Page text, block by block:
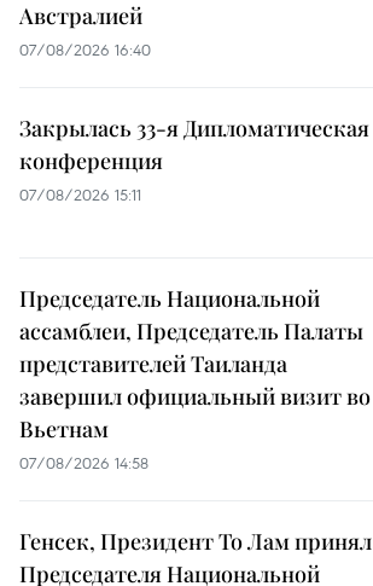
Австралией
07/08/2026 16:40
Закрылась 33-я Дипломатическая
конференция
07/08/2026 15:11
Председатель Национальной
ассамблеи, Председатель Палаты
представителей Таиланда
завершил официальный визит во
Вьетнам
07/08/2026 14:58
Генсек, Президент То Лам принял
Председателя Национальной